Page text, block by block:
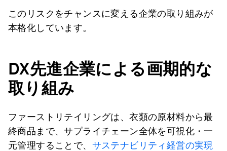
このリスクをチャンスに変える企業の取り組みが
本格化しています。
DX先進企業による画期的な
取り組み
ファーストリテイリングは、衣類の原材料から最
終商品まで、サプライチェーン全体を可視化・一
元管理することで、 サステナビリティ経営の実現